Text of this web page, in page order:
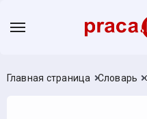
Главная страница Словарь